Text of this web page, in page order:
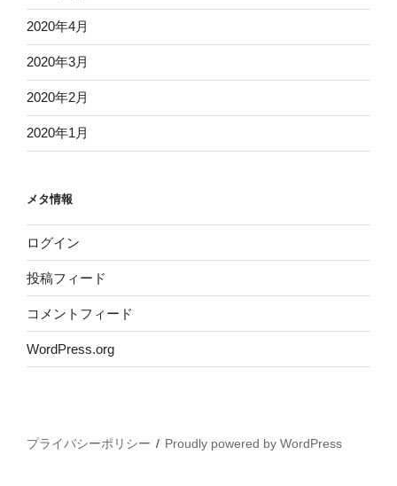
2020年4月
2020年3月
2020年2月
2020年1月
メタ情報
ログイン
投稿フィード
コメントフィード
WordPress.org
プライバシーポリシー Proudly powered by WordPress